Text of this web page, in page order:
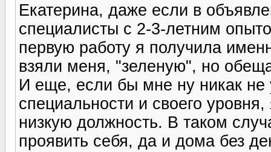
Екатерина, даже если в
специалисты с 2-3-летним
первую работу я получила
взяли меня, "зеленую", но
И еще, если бы мне ну никак не
специальности и своего
низкую должность. В таком
проявить себя, да и дома без